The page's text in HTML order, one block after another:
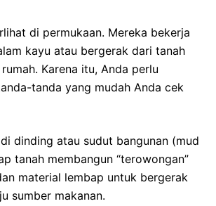
di permukaan. Mereka bekerja
kayu atau bergerak dari tanah
Karena itu, Anda perlu
tanda yang mudah Anda cek
dinding atau sudut bangunan (mud
tanah membangun “terowongan”
material lembap untuk bergerak
sumber makanan.